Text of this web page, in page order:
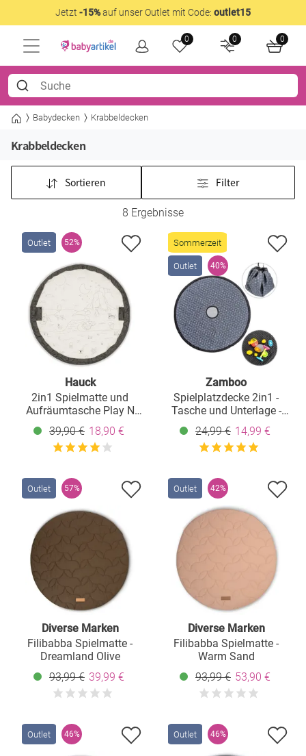
Jetzt -15%auf unser Outlet mit Code: outlet15
0 0 0
Babydecken Krabbeldecken
Krabbeldecken
Sortieren Filter
8 Ergebnisse
Outlet 52%
Hauck
2in1 Spielmatte und
Aufräumtasche Play N
Tidy - Dark Grey
39,90 € 18,90 €
Sommerzeit
Outlet 40%
Zamboo
Spielplatzdecke 2in1 -
Tasche und Unterlage -
Grau Weiß
24,99 € 14,99 €
Outlet 57%
Diverse Marken
Filibabba Spielmatte -
Dreamland Olive
93,99 € 39,99 €
Outlet 42%
Diverse Marken
Filibabba Spielmatte -
Warm Sand
93,99 € 53,90 €
Outlet 46% Outlet 46%